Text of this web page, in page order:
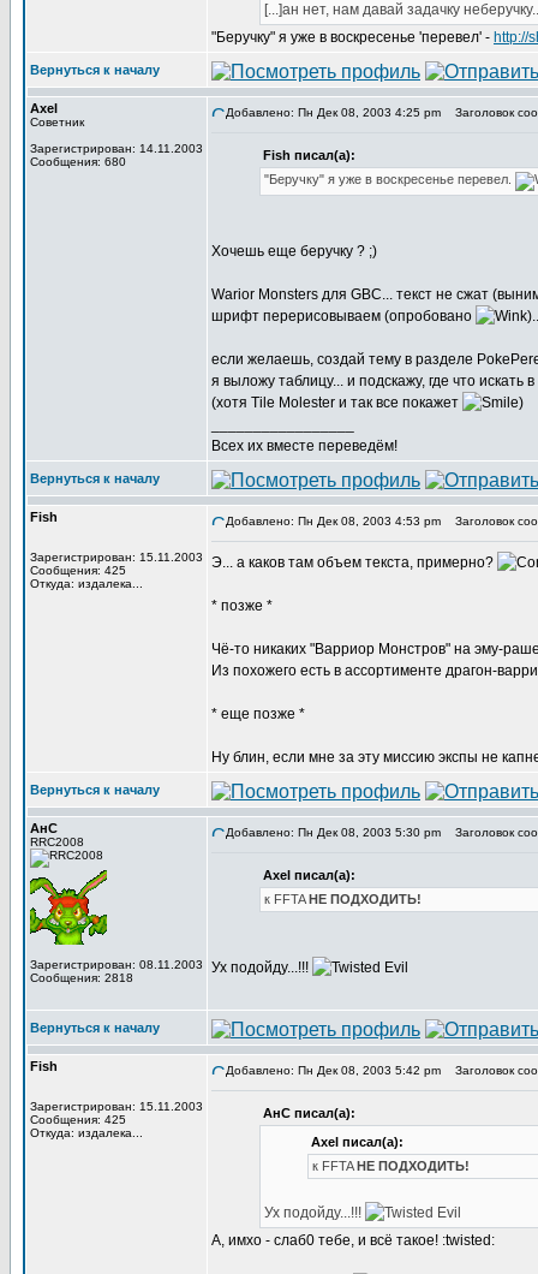
[...]ан нет, нам давай задачку
"Беручку" я уже в воскресенье 'перевел' - http://
Вернуться к началу
Axel
Советник
Зарегистрирован: 14.11.2003
Сообщения: 680
Добавлено: Пн Дек 08, 2003 4:25 pm Заголовок
Fish писал(а):
"Беручку" я уже в воскресенье перевел.
Хочешь еще беручку ? ;)
Warior Monsters для GBC... текст не сжат
шрифт перерисовываем (опробовано
если желаешь, создай тему в разделе
я выложу таблицу... и подскажу, где что искать
(хотя Tile Molester и так все покажет
)
Всех их вместе переведём!
Вернуться к началу
Fish
Зарегистрирован: 15.11.2003
Сообщения: 425
Откуда: издалека...
Добавлено: Пн Дек 08, 2003 4:53 pm Заголовок
Э... а каков там объем текста, примерно?
* позже *
Чё-то никаких "Варриор Монстров" на эму-
Из похожего есть в ассортименте драгон-
* еще позже *
Ну блин, если мне за эту миссию экспы не
Вернуться к началу
АнС
RRC2008
Зарегистрирован: 08.11.2003
Сообщения: 2818
Добавлено: Пн Дек 08, 2003 5:30 pm Заголовок
Axel писал(а):
к FFTAНЕ ПОДХОДИТЬ!
Ух подойду...!!!
Вернуться к началу
Fish
Зарегистрирован: 15.11.2003
Сообщения: 425
Откуда: издалека...
Добавлено: Пн Дек 08, 2003 5:42 pm Заголовок
АнС писал(а):
Axel писал(а):
к FFTAНЕ ПОДХОДИТЬ!
Ух подойду...!!!
А, имхо - слаб0 тебе, и всё такое! :twisted: